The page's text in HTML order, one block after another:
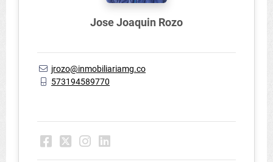
Jose Joaquin Rozo
jrozo@inmobiliariamg.co
573194589770